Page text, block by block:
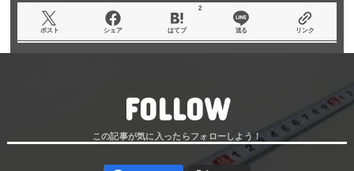
ポスト シェア はてブ
2
送る リンク
FOLLOW